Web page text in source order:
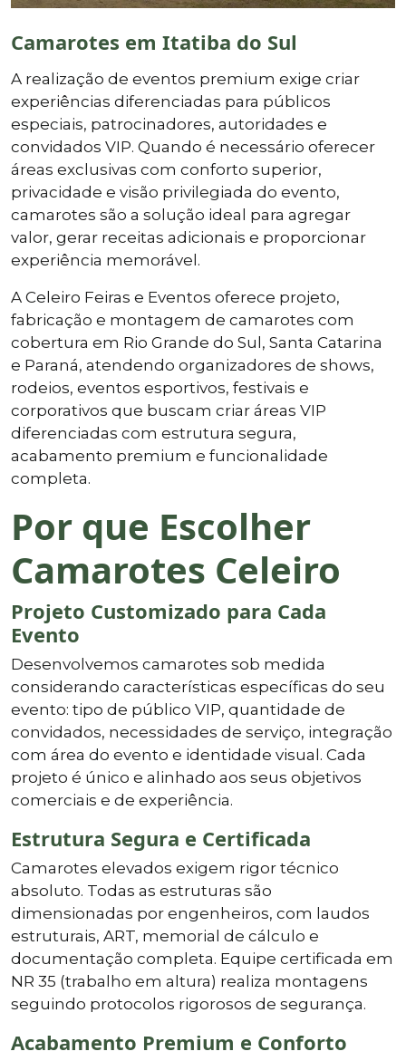
Camarotes em Itatiba do Sul
A realização de eventos premium exige criar
experiências diferenciadas para públicos
especiais, patrocinadores, autoridades e
convidados VIP. Quando é necessário oferecer
áreas exclusivas com conforto superior,
privacidade e visão privilegiada do evento,
camarotes são a solução ideal para agregar
valor, gerar receitas adicionais e proporcionar
experiência memorável.
A Celeiro Feiras e Eventos oferece projeto,
fabricação e montagem de camarotes com
cobertura em Rio Grande do Sul, Santa Catarina
e Paraná, atendendo organizadores de shows,
rodeios, eventos esportivos, festivais e
corporativos que buscam criar áreas VIP
diferenciadas com estrutura segura,
acabamento premium e funcionalidade
completa.
Por que Escolher
Camarotes Celeiro
Projeto Customizado para Cada
Evento
Desenvolvemos camarotes sob medida
considerando características específicas do seu
evento: tipo de público VIP, quantidade de
convidados, necessidades de serviço, integração
com área do evento e identidade visual. Cada
projeto é único e alinhado aos seus objetivos
comerciais e de experiência.
Estrutura Segura e Certificada
Camarotes elevados exigem rigor técnico
absoluto. Todas as estruturas são
dimensionadas por engenheiros, com laudos
estruturais, ART, memorial de cálculo e
documentação completa. Equipe certificada em
NR 35 (trabalho em altura) realiza montagens
seguindo protocolos rigorosos de segurança.
Acabamento Premium e Conforto